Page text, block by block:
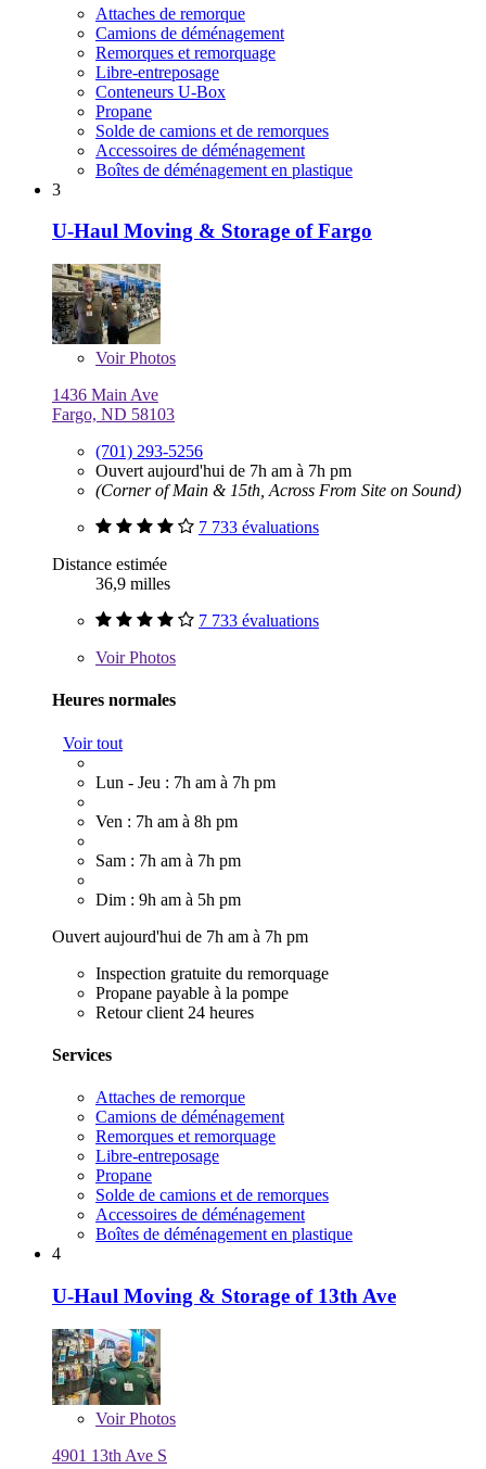
Attaches de remorque
Camions de déménagement
Remorques et remorquage
Libre-entreposage
Conteneurs U-Box
Propane
Solde de camions et de remorques
Accessoires de déménagement
Boîtes de déménagement en plastique
3
U-Haul Moving & Storage of Fargo
VoirPhotos
1436 Main Ave
Fargo, ND 58103
(701) 293-5256
Ouvert aujourd'hui de 7h am à 7h pm
(Corner of Main & 15th, Across From Site on Sound)
7 733 évaluations
Distance estimée
36,9 milles
7 733 évaluations
VoirPhotos
Heures normales
Voir tout
Lun - Jeu : 7h am à 7h pm
Ven : 7h am à 8h pm
Sam : 7h am à 7h pm
Dim : 9h am à 5h pm
Ouvert aujourd'hui de 7h am à 7h pm
Inspection gratuite du remorquage
Propane payable à la pompe
Retour client 24 heures
Services
Attaches de remorque
Camions de déménagement
Remorques et remorquage
Libre-entreposage
Propane
Solde de camions et de remorques
Accessoires de déménagement
Boîtes de déménagement en plastique
4
U-Haul Moving & Storage of 13th Ave
VoirPhotos
4901 13th Ave S